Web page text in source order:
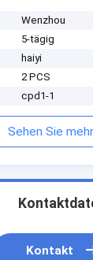
Wenzhou
5-tägig
haiyi
2 PCS
cpd1-1
Sehen Sie
Kontakt